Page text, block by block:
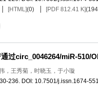
[HTML](0) [PDF 812.41 K](
过circ_0046264/miR-510/
，王秀菊，时晓玉，于小璇
236. DOI: 10.7501/j.issn.1674-